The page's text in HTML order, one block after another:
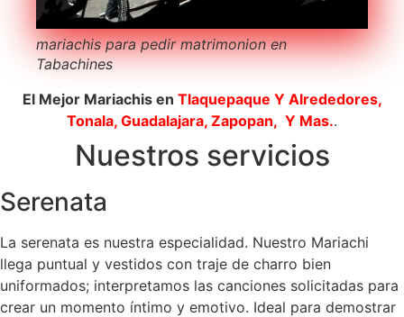
mariachis para pedir matrimonion en
Tabachines
El Mejor Mariachis en Tlaquepaque Y Alrededores,
Tonala, Guadalajara, Zapopan, Y Mas..
Nuestros servicios
Serenata
La serenata es nuestra especialidad. Nuestro Mariachi
llega puntual y vestidos con traje de charro bien
uniformados; interpretamos las canciones solicitadas para
crear un momento íntimo y emotivo. Ideal para demostrar